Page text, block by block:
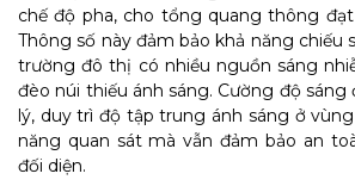
chế độ pha, cho tổng quang thông
Thông số này đảm bảo khả năng chiếu
trường đô thị có nhiều nguồn sáng
đèo núi thiếu ánh sáng. Cường độ sáng
lý, duy trì độ tập trung ánh sáng ở
năng quan sát mà vẫn đảm bảo an
đối diện.